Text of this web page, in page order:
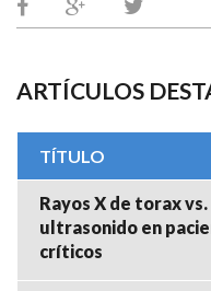
ARTÍCULOS
TÍTULO
Rayos X de torax vs.
ultrasonido en
críticos